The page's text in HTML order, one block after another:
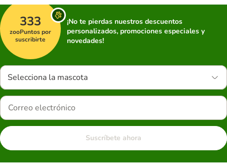
333
zooPuntos por
suscribirte
¡No te pierdas nuestros descuentos
personalizados, promociones especiales y
novedades!
Selecciona la mascota
Suscríbete ahora